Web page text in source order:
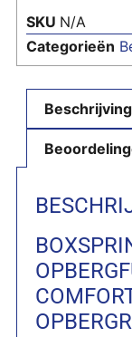
SKU N/A
Categorieën
Beschrijving